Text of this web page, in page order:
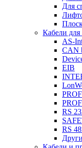
Для
Кабели для
AS-
CAN
EIB
RS
RS